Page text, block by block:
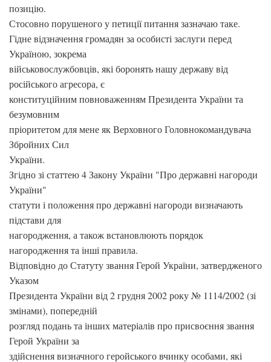
позицію.
Стосовно порушеного у петиції питання зазначаю таке.
Гідне відзначення громадян за особисті заслуги перед
Україною, зокрема
військовослужбовців, які боронять нашу державу від
російського агресора, є
конституційним повноваженням Президента України та
безумовним
пріоритетом для мене як Верховного Головнокомандувача
Збройних Сил
України.
Згідно зі статтею 4 Закону України "Про державні нагороди
України"
статути і положення про державні нагороди визначають
підстави для
нагородження, а також встановлюють порядок
нагородження та інші правила.
Відповідно до Статуту звання Герой України, затвердженого
Указом
Президента України від 2 грудня 2002 року № 1114/2002 (зі
змінами), попередній
розгляд подань та інших матеріалів про присвоєння звання
Герой України за
здійснення визначного геройського вчинку особами, які